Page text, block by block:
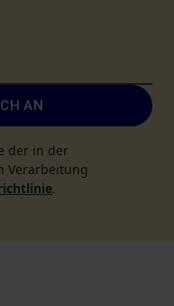
AN
der in der
Verarbeitung
.